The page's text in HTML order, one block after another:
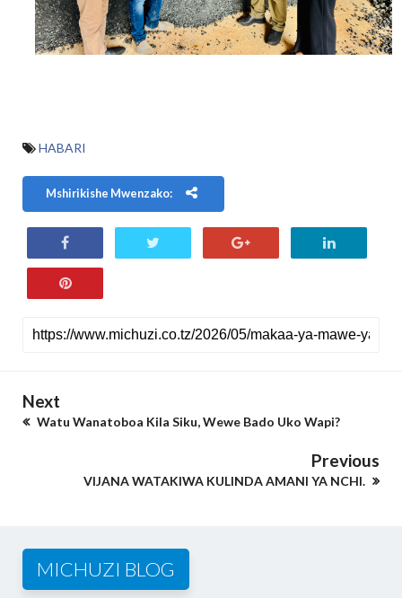
HABARI
Mshirikishe Mwenzako:
Next
Watu Wanatoboa Kila Siku, Wewe Bado Uko Wapi?
Previous
VIJANA WATAKIWA KULINDA AMANI YA NCHI.
MICHUZI BLOG